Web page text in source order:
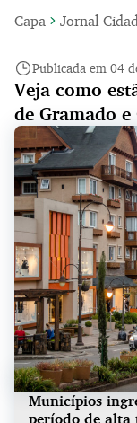
Capa Jornal
Publicada em 04
Veja como
de Gramado e
Municípios
período de alta